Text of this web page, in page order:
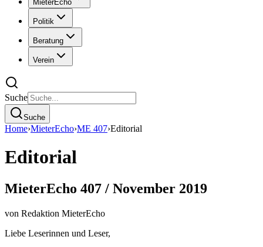
MieterEcho
Politik
Beratung
Verein
Suche
Suche
Home›MieterEcho›ME 407›Editorial
Editorial
MieterEcho 407 / November 2019
von Redaktion MieterEcho
Liebe Leserinnen und Leser,